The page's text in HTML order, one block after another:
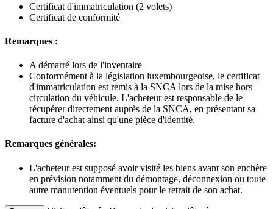
Certificat d'immatriculation (2 volets)
Certificat de conformité
Remarques :
A démarré lors de l'inventaire
Conformément à la législation luxembourgeoise, le certificat
d'immatriculation est remis à la SNCA lors de la mise hors
circulation du véhicule. L'acheteur est responsable de le
récupérer directement auprès de la SNCA, en présentant sa
facture d'achat ainsi qu'une pièce d'identité.
Remarques générales:
L'acheteur est supposé avoir visité les biens avant son enchère
en prévision notamment du démontage, déconnexion ou toute
autre manutention éventuels pour le retrait de son achat.